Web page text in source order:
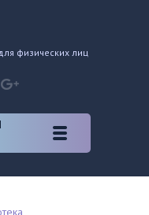
физических лиц